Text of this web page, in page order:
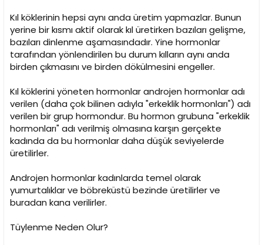
Kıl köklerinin hepsi aynı anda üretim yapmazlar. Bunun
yerine bir kısmı aktif olarak kıl üretirken bazıları gelişme,
bazıları dinlenme aşamasındadır. Yine hormonlar
tarafından yönlendirilen bu durum kılların aynı anda
birden çıkmasını ve birden dökülmesini engeller.
Kıl köklerini yöneten hormonlar androjen hormonlar adı
verilen (daha çok bilinen adıyla "erkeklik hormonları") adı
verilen bir grup hormondur. Bu hormon grubuna "erkeklik
hormonları" adı verilmiş olmasına karşın gerçekte
kadında da bu hormonlar daha düşük seviyelerde
üretilirler.
Androjen hormonlar kadınlarda temel olarak
yumurtalıklar ve böbreküstü bezinde üretilirler ve
buradan kana verilirler.
Tüylenme Neden Olur?